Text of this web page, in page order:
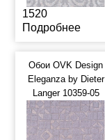
1520
Подробнее
Обои OVK Design
Eleganza by Dieter
Langer 10359-05